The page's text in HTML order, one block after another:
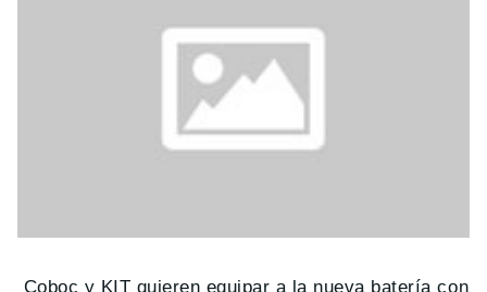
Coboc y KIT quieren equipar a la nueva batería con